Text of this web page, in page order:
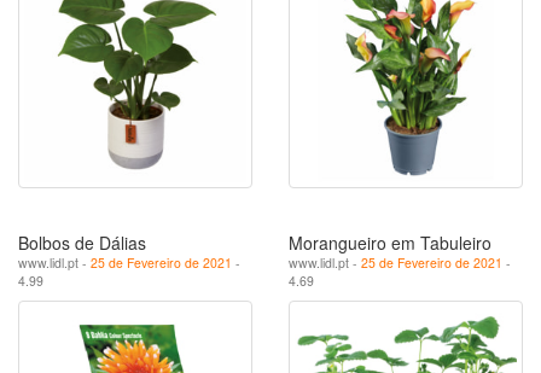
Bolbos de Dálias
www.lidl.pt - 25 de Fevereiro de 2021 -
4.99
Morangueiro em Tabuleiro
www.lidl.pt - 25 de Fevereiro de 2021 -
4.69